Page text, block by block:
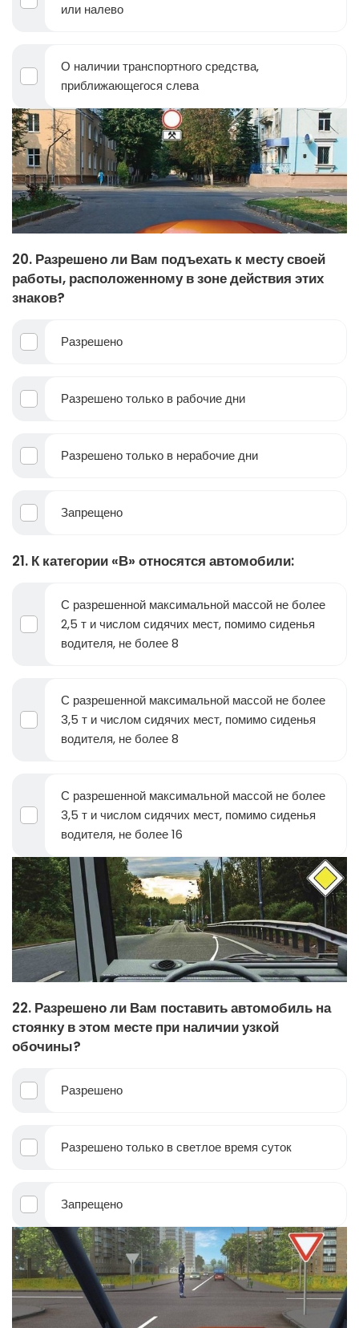
или налево
О наличии транспортного средства,
приближающегося слева
20. Разрешено ли Вам подъехать к месту своей
работы, расположенному в зоне действия этих
знаков?
Разрешено
Разрешено только в рабочие дни
Разрешено только в нерабочие дни
Запрещено
21. К категории «В» относятся автомобили:
С разрешенной максимальной массой не более
2,5 т и числом сидячих мест, помимо сиденья
водителя, не более 8
С разрешенной максимальной массой не более
3,5 т и числом сидячих мест, помимо сиденья
водителя, не более 8
С разрешенной максимальной массой не более
3,5 т и числом сидячих мест, помимо сиденья
водителя, не более 16
22. Разрешено ли Вам поставить автомобиль на
стоянку в этом месте при наличии узкой
обочины?
Разрешено
Разрешено только в светлое время суток
Запрещено